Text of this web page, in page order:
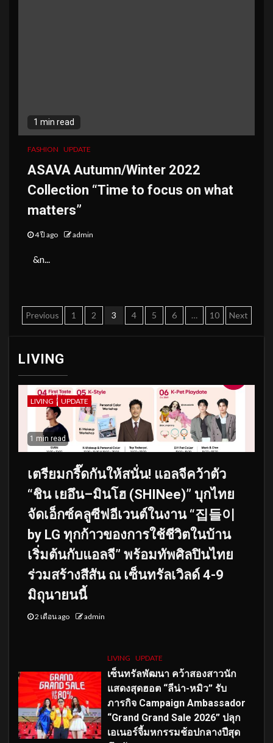
1 min read
FASHION UPDATE
ASAVA Autumn/Winter 2022
Collection “Time to focus on what
matters”
4 ปี ago admin
&n...
Posts
Previous 1 2 3 4 5 6 … 10 Next
LIVING
LIVING UPDATE
1 min read
เตรียมกรี๊ดกันให้สนั่น! แอลจีคว้าตัว
“ชิน เยอึน–มินโฮ (SHINee)” บุกไทย
จัดเอ็กซ์คลูซีฟอีเวนต์ในงาน “집들이
by LG ทุกก้าวของการใช้ชีวิตในบ้าน
เริ่มต้นกับแอลจี” พร้อมทัพศิลปินไทย
ร่วมสร้างสีสัน ณ เซ็นทรัลเวิลด์ 4-9
มิถุนายนนี้
2 เดือน ago admin
LIVING UPDATE
เซ็นทรัลพัฒนา คว้าสองสาวนัก
แสดงสุดฮอต “ลีน่า-หมิว” รับ
ภารกิจ Campaign Ambassador
“Grand Grand Sale 2026” ปลุก
เอเนอร์จี้มหกรรมช้อปกลางปีสุด